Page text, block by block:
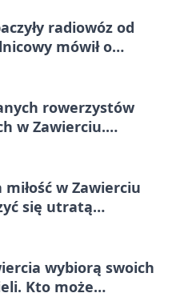
radiowóz od
mówił o
rowerzystów
w Zawierciu.
w Zawierciu
się utratą
wybiorą swoich
Kto może